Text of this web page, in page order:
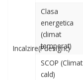
Incalzire(Pdesignc)
Clasa
energetica
(climat
temperat)
SCOP (Climat
cald)